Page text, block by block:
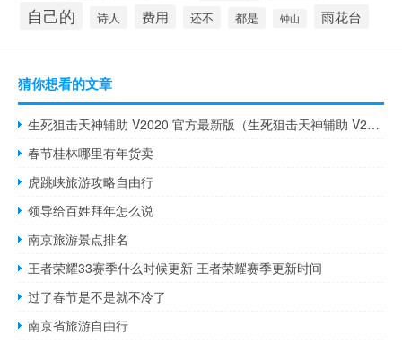
自己的 诗人 费用 还不 都是 钟山 雨花台
猜你想看的文章
生死狙击天神辅助 V2020 官方最新版（生死狙击天神辅助 V2020 官方最新版功能简介）
春节桂林哪里有年货卖
虎跳峡旅游攻略自由行
领导给百姓拜年怎么说
南京旅游景点排名
王者荣耀33赛季什么时候更新 王者荣耀赛季更新时间
过了春节是不是就不冷了
南京省旅游自由行